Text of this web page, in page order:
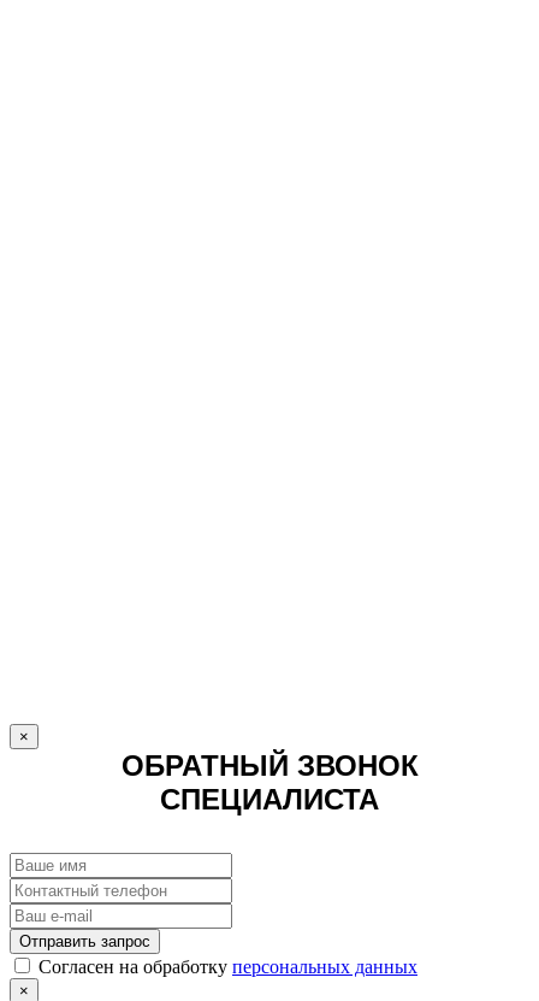
×
ОБРАТНЫЙ ЗВОНОК
СПЕЦИАЛИСТА
Отправить запрос
Cогласен на обработку персональных данных
×